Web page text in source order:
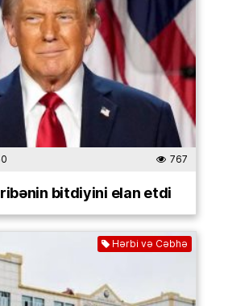
767
bitdiyini elan etdi
Hərbi və Cəbhə